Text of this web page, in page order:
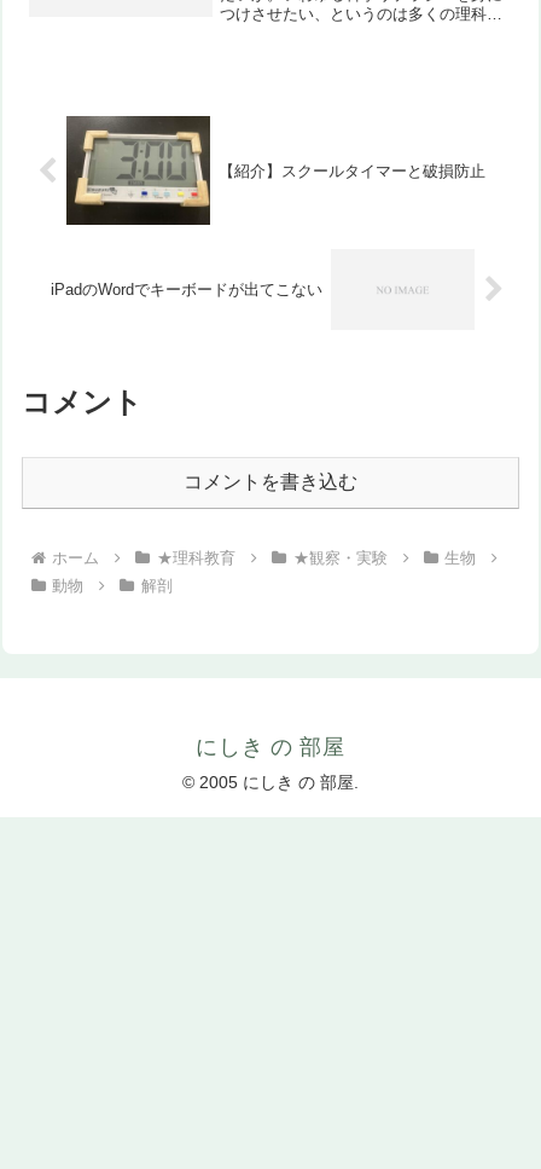
つけさせたい、というのは多くの理科の
【紹介】スクールタイマーと破損防止
iPadのWordでキーボードが出てこない
コメント
コメントを書き込む
ホーム ★理科教育 ★観察・実験
生物
動物
解剖
にしき の 部屋
© 2005 にしき の 部屋.